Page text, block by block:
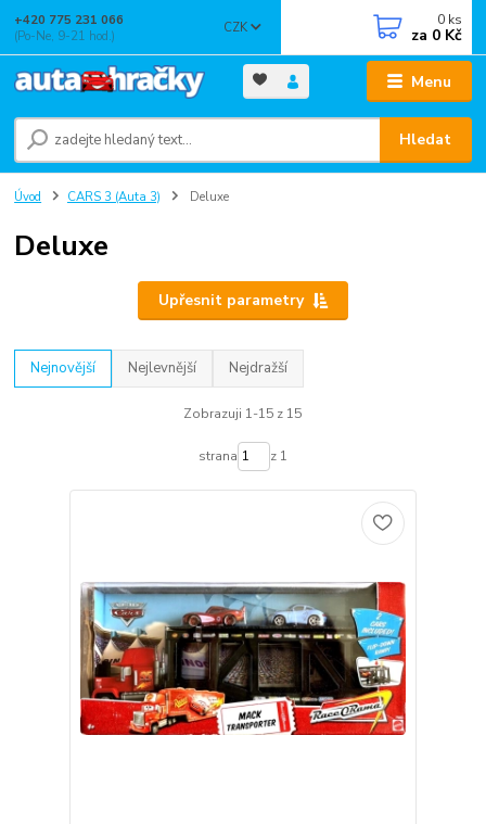
Menu
CZK
Hledat
+420 775 231 066
(Po-Ne, 9-21 hod.)
0 ks
za 0 Kč
Úvod CARS 3 (Auta 3) Deluxe
Deluxe
Upřesnit parametry
Nejnovější Nejlevnější Nejdražší
Zobrazuji 1-15 z 15
strana z 1